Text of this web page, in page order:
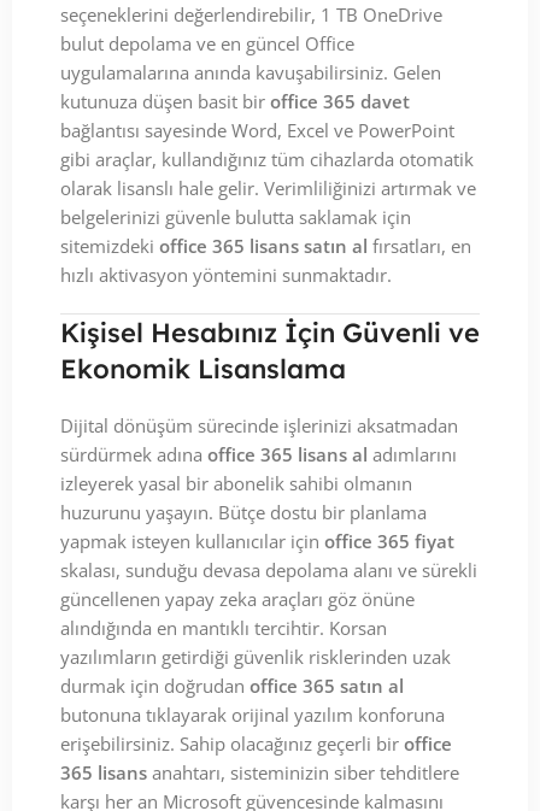
seçeneklerini değerlendirebilir, 1 TB OneDrive
bulut depolama ve en güncel Office
uygulamalarına anında kavuşabilirsiniz. Gelen
kutunuza düşen basit bir office 365 davet
bağlantısı sayesinde Word, Excel ve PowerPoint
gibi araçlar, kullandığınız tüm cihazlarda otomatik
olarak lisanslı hale gelir. Verimliliğinizi artırmak ve
belgelerinizi güvenle bulutta saklamak için
sitemizdeki office 365 lisans satın al fırsatları, en
hızlı aktivasyon yöntemini sunmaktadır.
Kişisel Hesabınız İçin Güvenli ve
Ekonomik Lisanslama
Dijital dönüşüm sürecinde işlerinizi aksatmadan
sürdürmek adına office 365 lisans al adımlarını
izleyerek yasal bir abonelik sahibi olmanın
huzurunu yaşayın. Bütçe dostu bir planlama
yapmak isteyen kullanıcılar için office 365 fiyat
skalası, sunduğu devasa depolama alanı ve sürekli
güncellenen yapay zeka araçları göz önüne
alındığında en mantıklı tercihtir. Korsan
yazılımların getirdiği güvenlik risklerinden uzak
durmak için doğrudan office 365 satın al
butonuna tıklayarak orijinal yazılım konforuna
erişebilirsiniz. Sahip olacağınız geçerli bir office
365 lisans anahtarı, sisteminizin siber tehditlere
karşı her an Microsoft güvencesinde kalmasını